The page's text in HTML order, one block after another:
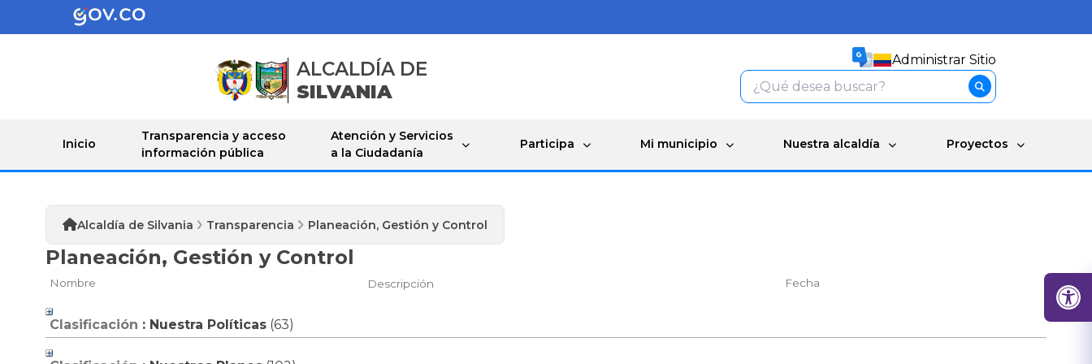
ALCALDÍA DE
SILVANIA
Administrar Sitio
Inicio
Transparencia y acceso
información pública
Atención y Servicios
a la Ciudadanía
Participa Mi municipio Nuestra alcaldía Proyectos
Alcaldía de Silvania Transparencia Planeación, Gestión y Control
Planeación, Gestión y Control
Nombre Descripción Fecha
Clasificación : Nuestra Políticas ‎(63)